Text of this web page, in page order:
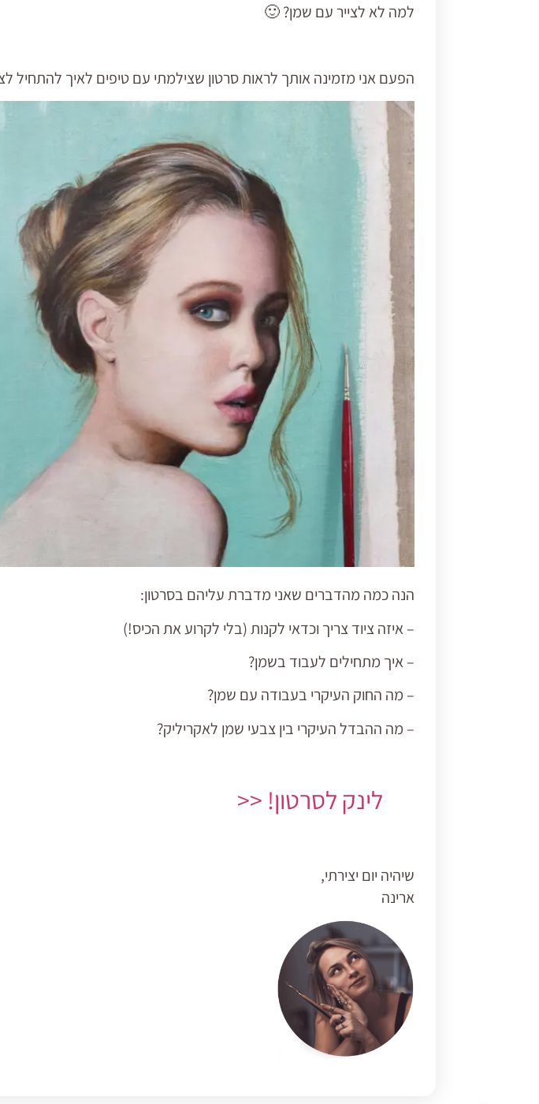
למה לא לצייר עם שמן? 🙂
הפעם אני מזמינה אותך לראות סרטון שצילמתי עם טיפים לאיך להתחיל
הנה כמה מהדברים שאני מדברת עליהם בסרטון:
– איזה ציוד צריך וכדאי לקנות (בלי לקרוע את הכיס!)
– איך מתחילים לעבוד בשמן?
– מה החוק העיקרי בעבודה עם שמן?
– מה ההבדל העיקרי בין צבעי שמן לאקריליק?
לינק לסרטון! <<
שיהיה יום יצירתי,
ארינה